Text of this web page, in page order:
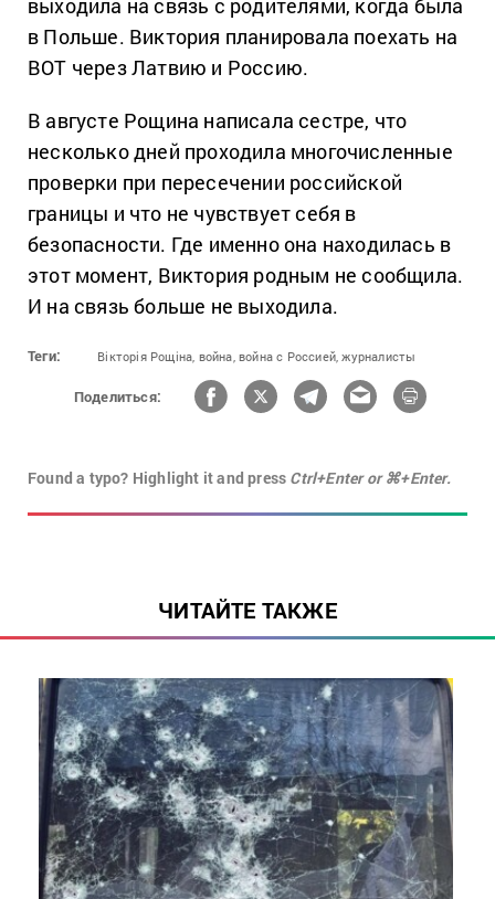
выходила на связь с родителями, когда была
в Польше. Виктория планировала поехать на
ВОТ через Латвию и Россию.
В августе Рощина написала сестре, что
несколько дней проходила многочисленные
проверки при пересечении российской
границы и что не чувствует себя в
безопасности. Где именно она находилась в
этот момент, Виктория родным не сообщила.
И на связь больше не выходила.
Теги: Вікторія Рощіна, война, война с Россией, журналисты
Поделиться:
Found a typo? Highlight it and press Ctrl+Enter or ⌘+Enter.
ЧИТАЙТЕ ТАКЖЕ